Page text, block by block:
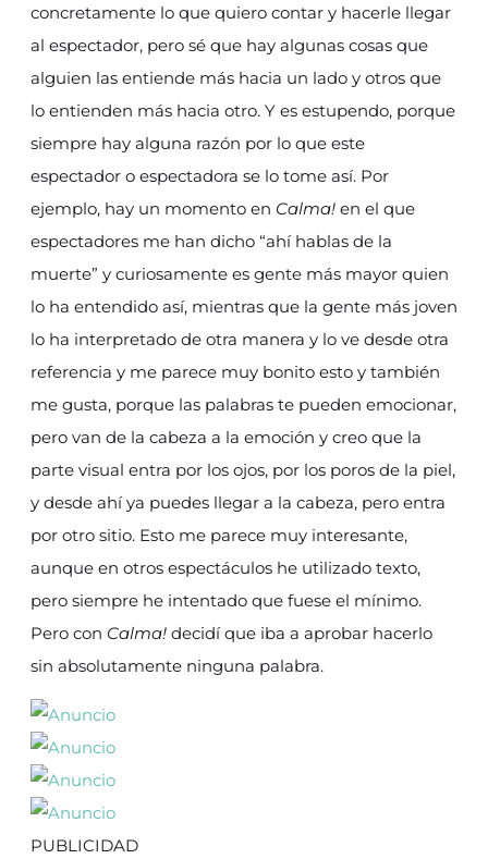
concretamente lo que quiero contar y hacerle llegar
al espectador, pero sé que hay algunas cosas que
alguien las entiende más hacia un lado y otros que
lo entienden más hacia otro. Y es estupendo, porque
siempre hay alguna razón por lo que este
espectador o espectadora se lo tome así. Por
ejemplo, hay un momento en Calma! en el que
espectadores me han dicho “ahí hablas de la
muerte” y curiosamente es gente más mayor quien
lo ha entendido así, mientras que la gente más joven
lo ha interpretado de otra manera y lo ve desde otra
referencia y me parece muy bonito esto y también
me gusta, porque las palabras te pueden emocionar,
pero van de la cabeza a la emoción y creo que la
parte visual entra por los ojos, por los poros de la piel,
y desde ahí ya puedes llegar a la cabeza, pero entra
por otro sitio. Esto me parece muy interesante,
aunque en otros espectáculos he utilizado texto,
pero siempre he intentado que fuese el mínimo.
Pero con Calma! decidí que iba a aprobar hacerlo
sin absolutamente ninguna palabra.
PUBLICIDAD